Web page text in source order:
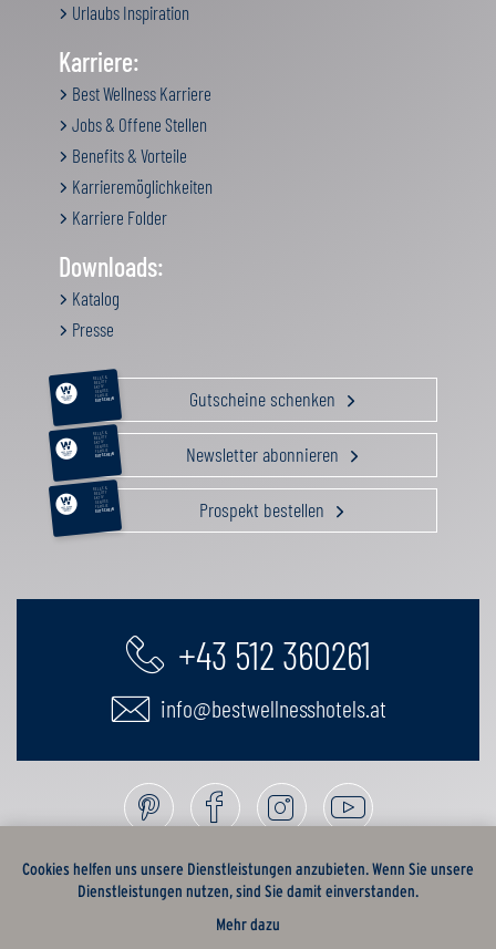
Urlaubs Inspiration
Karriere:
Best Wellness Karriere
Jobs & Offene Stellen
Benefits & Vorteile
Karrieremöglichkeiten
Karriere Folder
Downloads:
Katalog
Presse
RELAX &
BEAUTY
AKTIV
GENUSS
FAMILIE
GUTSCHEIN Gutscheine schenken
RELAX &
BEAUTY
AKTIV
GENUSS
FAMILIE
GUTSCHEIN Newsletter abonnieren
RELAX &
BEAUTY
AKTIV
GENUSS
FAMILIE
GUTSCHEIN Prospekt bestellen
+43 512 360261
info@bestwellnesshotels.at
Cookies helfen uns unsere Dienstleistungen anzubieten. Wenn Sie unsere
Dienstleistungen nutzen, sind Sie damit einverstanden.
Mehr dazu